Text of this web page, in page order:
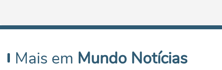
Mais em Mundo Notícias